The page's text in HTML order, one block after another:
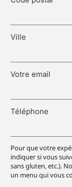
Ville
Votre email
Téléphone
Pour que votre
indiquer si vous
sans gluten, etc.).
un menu qui vous